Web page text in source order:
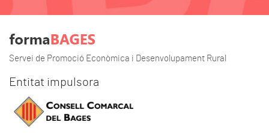
Servei de Promoció Econòmica i Desenvolupament Rural
Entitat impulsora